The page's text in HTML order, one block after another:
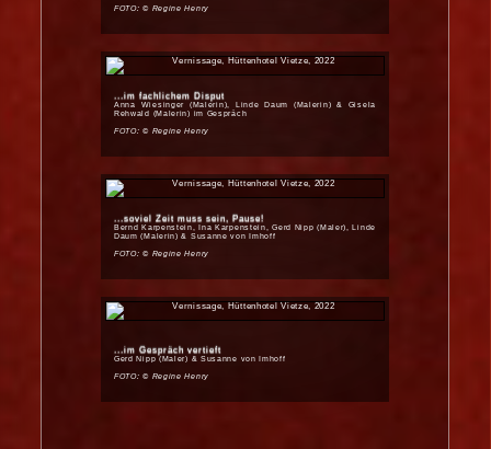
FOTO: © Regine Henry
...im fachlichem Disput
Anna Wiesinger (Malerin), Linde Daum (Malerin) & Gisela
Rehwald (Malerin) im Gespräch
FOTO: © Regine Henry
...soviel Zeit muss sein, Pause!
Bernd Karpenstein, Ina Karpenstein, Gerd Nipp (Maler), Linde
Daum (Malerin) & Susanne von Imhoff
FOTO: © Regine Henry
...im Gespräch vertieft
Gerd Nipp (Maler) & Susanne von Imhoff
FOTO: © Regine Henry